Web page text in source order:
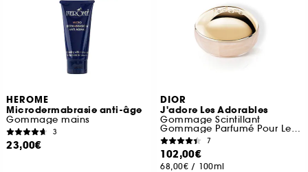
HEROME
Microdermabrasie anti-âge
Gommage mains
3
23,00€
DIOR
J'adore Les Adorables
Gommage Scintillant
Gommage Parfumé Pour Le Corps
7
102,00€
68,00€ / 100ml